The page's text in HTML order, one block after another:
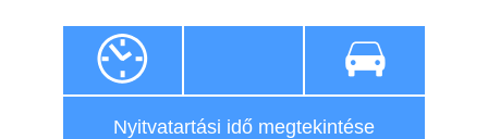
Nyitvatartási idő megtekintése